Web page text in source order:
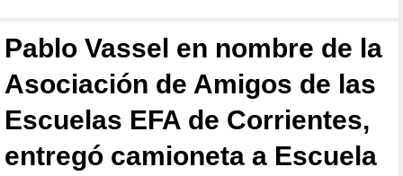
Pablo Vassel en nombre de la
Asociación de Amigos de las
Escuelas EFA de Corrientes,
entregó camioneta a Escuela